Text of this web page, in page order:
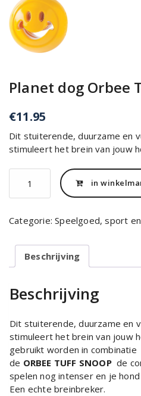
Planet dog Orbee
€11.95
Dit stuiterende, duurzame en
stimuleert het brein van jouw
Orbee
Nook
aantal
in
Categorie:Speelgoed, sport
Beschrijving
Beschrijving
Dit stuiterende, duurzame en
stimuleert het brein van jouw
gebruikt worden
de ORBEE TUFF SNOOP de
spelen nog intenser en je
Een echte breinbreker.